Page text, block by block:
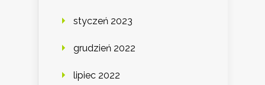
styczeń 2023
grudzień 2022
lipiec 2022